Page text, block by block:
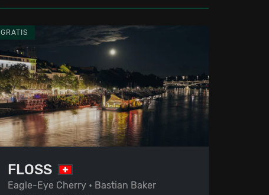
GRATIS
FLOSS
Eagle-Eye Cherry • Bastian Baker